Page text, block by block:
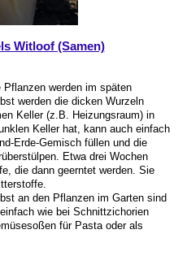
Witloof (Samen)
werden im späten
werden die dicken Wurzeln
Keller (z.B. Heizungsraum) in
Keller hat, kann auch einfach
Erde-Gemisch füllen und die
Etwa drei Wochen
die dann geerntet werden. Sie
an den Pflanzen im Garten sind
wie bei Schnittzichorien
für Pasta oder als